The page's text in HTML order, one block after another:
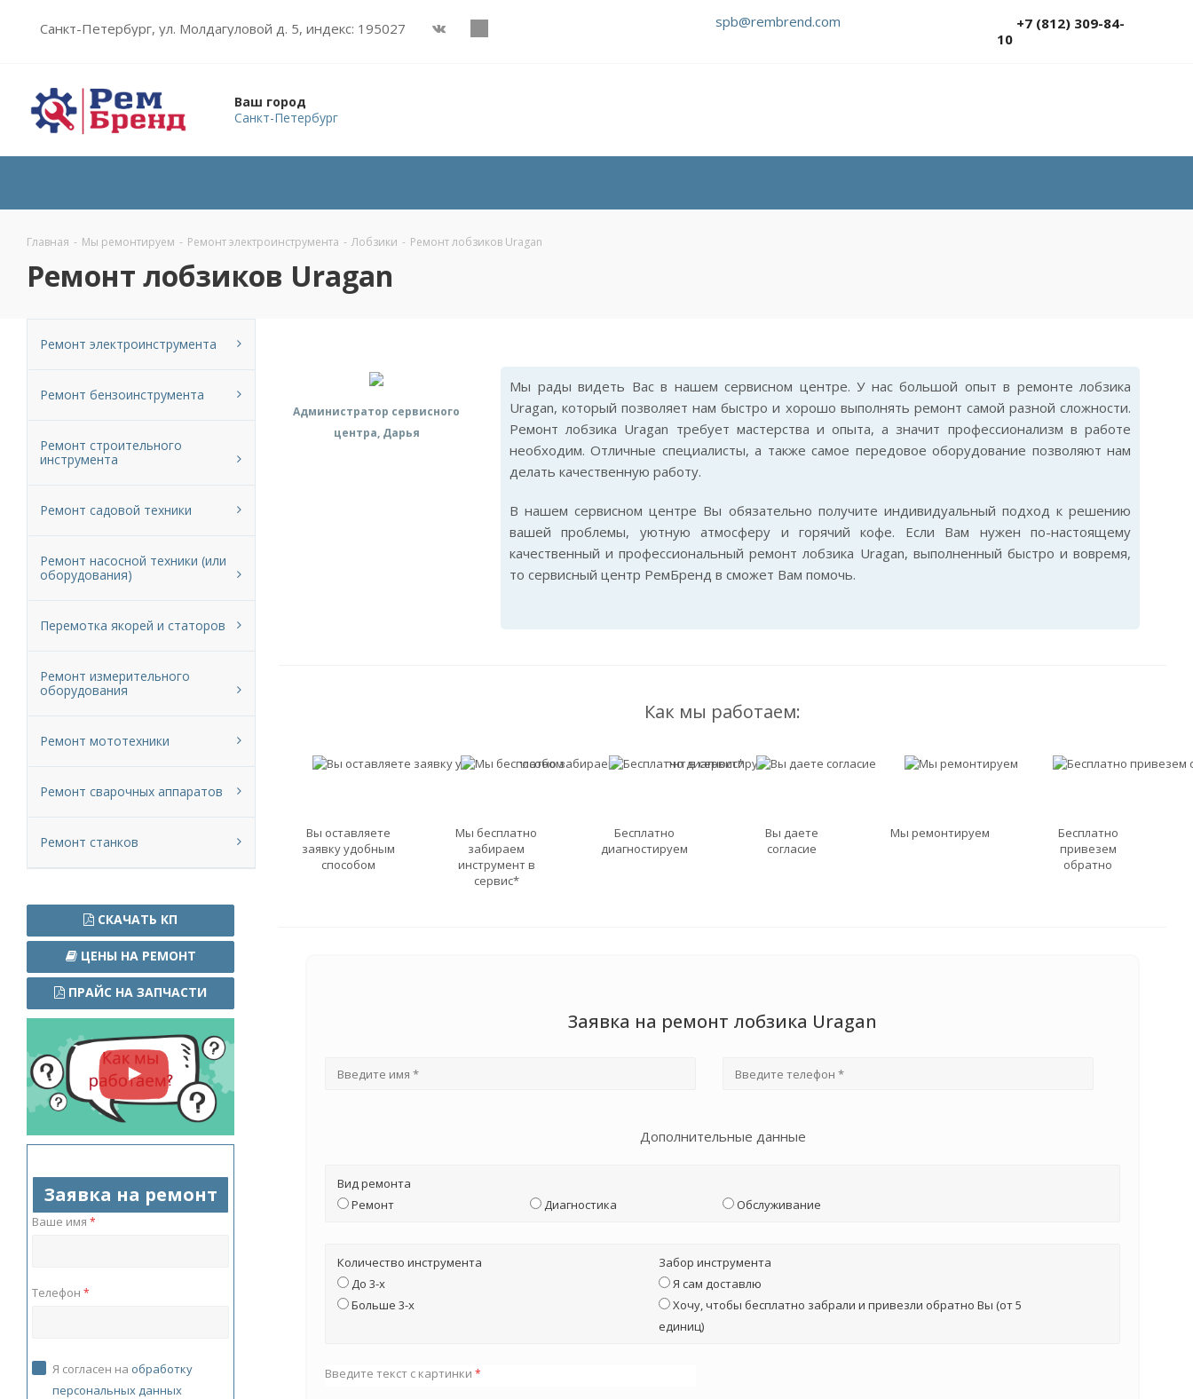
Санкт-Петербург, ул. Молдагуловой д. 5, индекс: 195027 spb@rembrend.com
+7 (812) 309-84-
10
Ваш город
Санкт-Петербург
Главная - Мы ремонтируем - Ремонт электроинструмента - Лобзики - Ремонт лобзиков Uragan
Ремонт лобзиков Uragan
Администратор сервисного
центра, Дарья
Мы рады видеть Вас в нашем сервисном центре. У нас большой опыт в ремонте лобзика
Uragan, который позволяет нам быстро и хорошо выполнять ремонт самой разной сложности.
Ремонт лобзика Uragan требует мастерства и опыта, а значит профессионализм в работе
необходим. Отличные специалисты, а также самое передовое оборудование позволяют нам
делать качественную работу.
В нашем сервисном центре Вы обязательно получите индивидуальный подход к решению
вашей проблемы, уютную атмосферу и горячий кофе. Если Вам нужен по-настоящему
качественный и профессиональный ремонт лобзика Uragan, выполненный быстро и вовремя,
то сервисный центр РемБренд в сможет Вам помочь.
Как мы работаем:
Вы оставляете
заявку удобным
способом
Мы бесплатно
забираем
инструмент в
сервис*
Бесплатно
диагностируем
Вы даете
согласие
Мы ремонтируем
Бесплатно
привезем
обратно
Заявка на ремонт лобзика Uragan
Дополнительные данные
Вид ремонта
Ремонт
Диагностика Обслуживание
Количество инструмента
До 3-х
Больше 3-х
Забор инструмента
Я сам доставлю
Хочу, чтобы бесплатно забрали и привезли обратно Вы (от 5
единиц)
Введите текст с картинки *
Ремонт электроинструмента
Ремонт бензоинструмента
Ремонт строительного
инструмента
Ремонт садовой техники
Ремонт насосной техники (или
оборудования)
Перемотка якорей и статоров
Ремонт измерительного
оборудования
Ремонт мототехники
Ремонт сварочных аппаратов
Ремонт станков
СКАЧАТЬ КП
ЦЕНЫ НА РЕМОНТ
ПРАЙС НА ЗАПЧАСТИ
Заявка на ремонт
Ваше имя *
Телефон *
Я согласен на обработку
персональных данных